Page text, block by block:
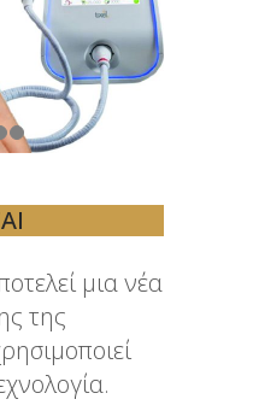
μια νέα
της